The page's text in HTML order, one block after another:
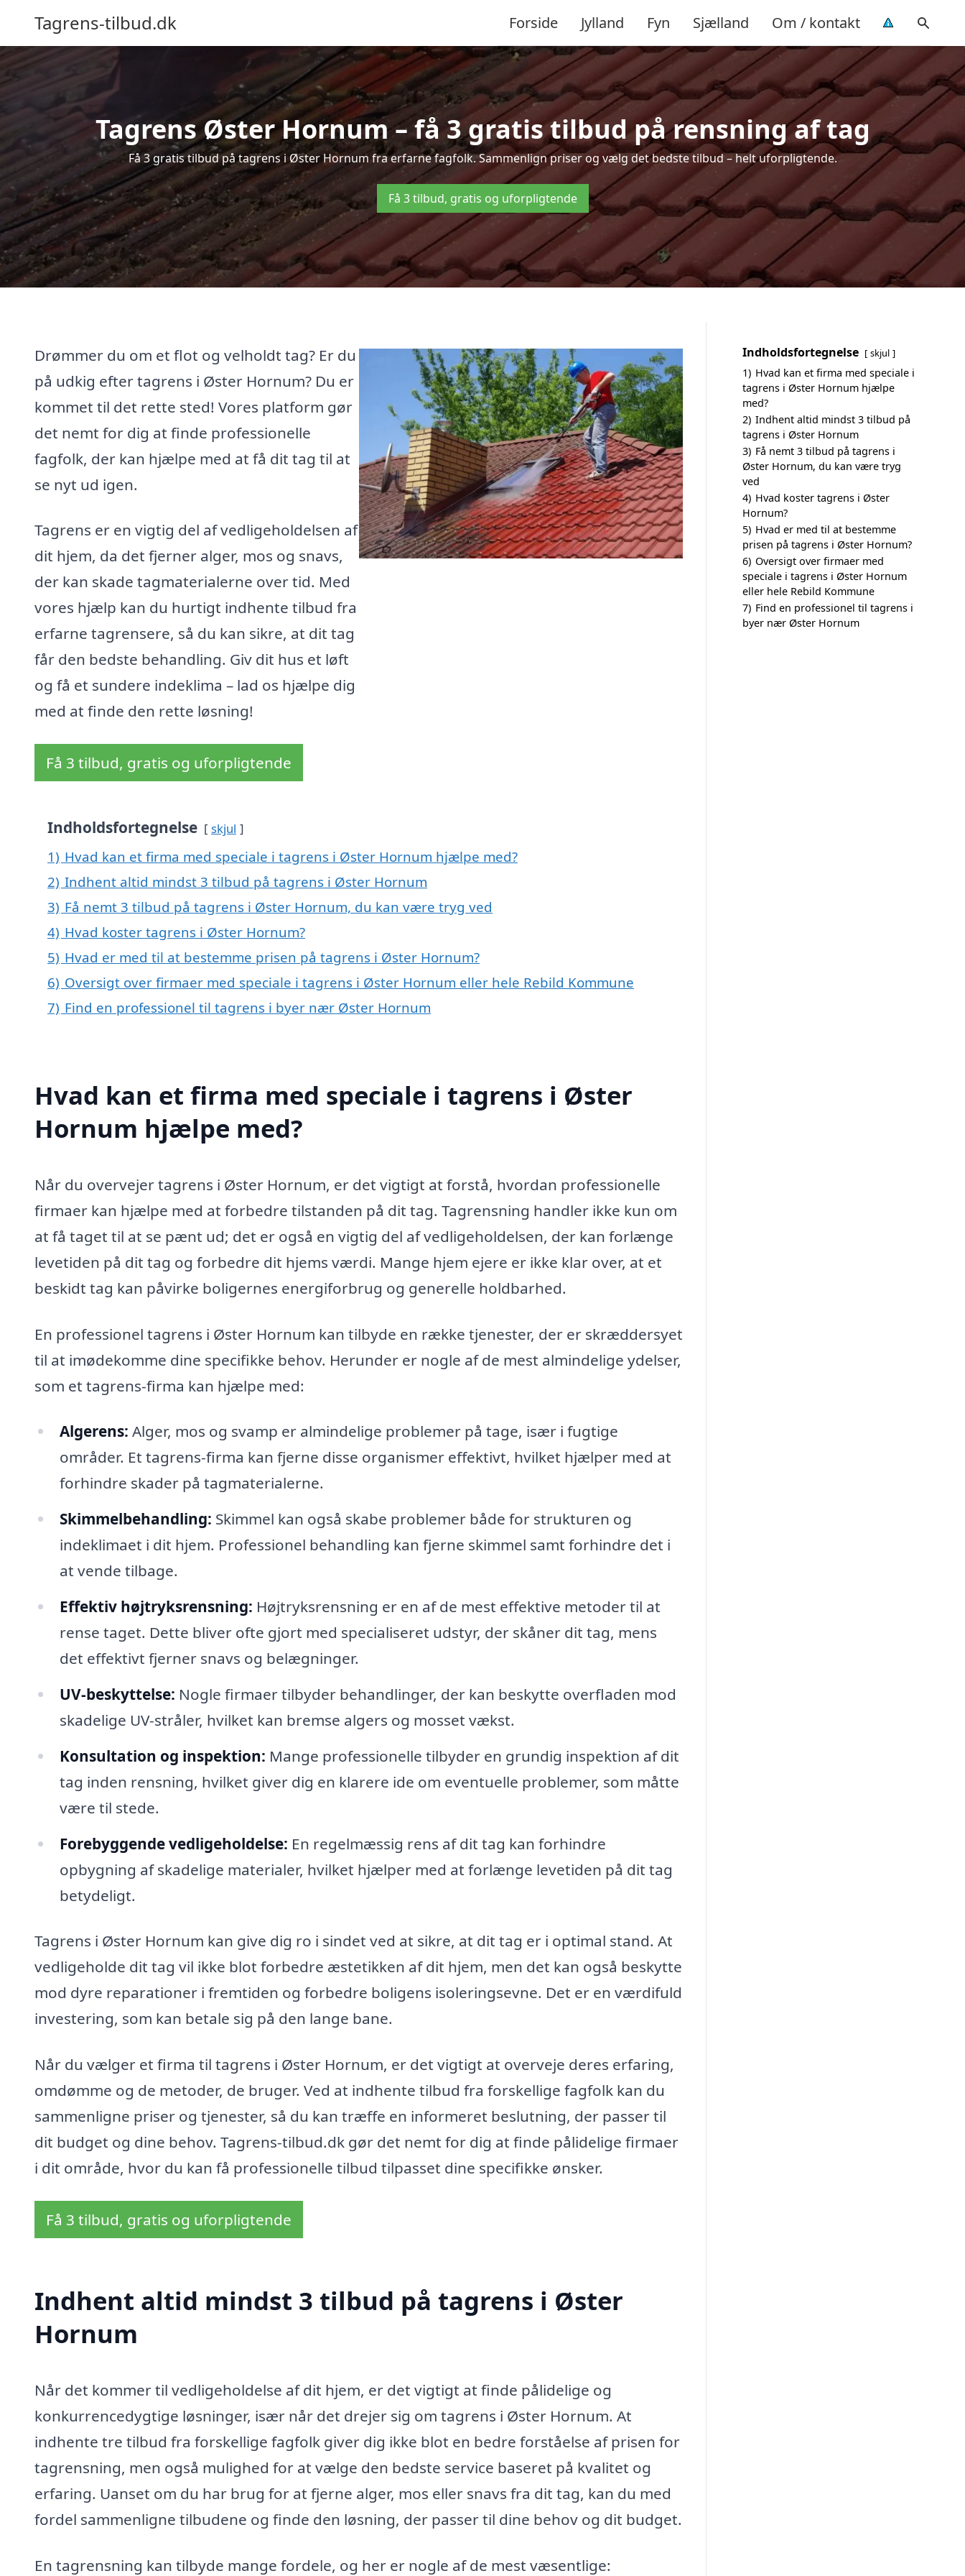
Tagrens-tilbud.dk Forside Jylland Fyn Sjælland Om / kontakt
Tagrens Øster Hornum – få 3 gratis tilbud på rensning af tag
Få 3 gratis tilbud på tagrens i Øster Hornum fra erfarne fagfolk. Sammenlign priser og vælg det bedste tilbud – helt uforpligtende.
Få 3 tilbud, gratis og uforpligtende
Drømmer du om et flot og velholdt tag? Er du
på udkig efter tagrens i Øster Hornum? Du er
kommet til det rette sted! Vores platform gør
det nemt for dig at finde professionelle
fagfolk, der kan hjælpe med at få dit tag til at
se nyt ud igen.
Tagrens er en vigtig del af vedligeholdelsen af
dit hjem, da det fjerner alger, mos og snavs,
der kan skade tagmaterialerne over tid. Med
vores hjælp kan du hurtigt indhente tilbud fra
erfarne tagrensere, så du kan sikre, at dit tag
får den bedste behandling. Giv dit hus et løft
og få et sundere indeklima – lad os hjælpe dig
med at finde den rette løsning!
Få 3 tilbud, gratis og uforpligtende
Indholdsfortegnelse skjul
1) Hvad kan et firma med speciale i tagrens i Øster Hornum hjælpe med?
2) Indhent altid mindst 3 tilbud på tagrens i Øster Hornum
3) Få nemt 3 tilbud på tagrens i Øster Hornum, du kan være tryg ved
4) Hvad koster tagrens i Øster Hornum?
5) Hvad er med til at bestemme prisen på tagrens i Øster Hornum?
6) Oversigt over firmaer med speciale i tagrens i Øster Hornum eller hele Rebild Kommune
7) Find en professionel til tagrens i byer nær Øster Hornum
Hvad kan et firma med speciale i tagrens i Øster
Hornum hjælpe med?
Når du overvejer tagrens i Øster Hornum, er det vigtigt at forstå, hvordan professionelle
firmaer kan hjælpe med at forbedre tilstanden på dit tag. Tagrensning handler ikke kun om
at få taget til at se pænt ud; det er også en vigtig del af vedligeholdelsen, der kan forlænge
levetiden på dit tag og forbedre dit hjems værdi. Mange hjem ejere er ikke klar over, at et
beskidt tag kan påvirke boligernes energiforbrug og generelle holdbarhed.
En professionel tagrens i Øster Hornum kan tilbyde en række tjenester, der er skræddersyet
til at imødekomme dine specifikke behov. Herunder er nogle af de mest almindelige ydelser,
som et tagrens-firma kan hjælpe med:
Algerens: Alger, mos og svamp er almindelige problemer på tage, især i fugtige
områder. Et tagrens-firma kan fjerne disse organismer effektivt, hvilket hjælper med at
forhindre skader på tagmaterialerne.
Skimmelbehandling: Skimmel kan også skabe problemer både for strukturen og
indeklimaet i dit hjem. Professionel behandling kan fjerne skimmel samt forhindre det i
at vende tilbage.
Effektiv højtryksrensning: Højtryksrensning er en af de mest effektive metoder til at
rense taget. Dette bliver ofte gjort med specialiseret udstyr, der skåner dit tag, mens
det effektivt fjerner snavs og belægninger.
UV-beskyttelse: Nogle firmaer tilbyder behandlinger, der kan beskytte overfladen mod
skadelige UV-stråler, hvilket kan bremse algers og mosset vækst.
Konsultation og inspektion: Mange professionelle tilbyder en grundig inspektion af dit
tag inden rensning, hvilket giver dig en klarere ide om eventuelle problemer, som måtte
være til stede.
Forebyggende vedligeholdelse: En regelmæssig rens af dit tag kan forhindre
opbygning af skadelige materialer, hvilket hjælper med at forlænge levetiden på dit tag
betydeligt.
Tagrens i Øster Hornum kan give dig ro i sindet ved at sikre, at dit tag er i optimal stand. At
vedligeholde dit tag vil ikke blot forbedre æstetikken af dit hjem, men det kan også beskytte
mod dyre reparationer i fremtiden og forbedre boligens isoleringsevne. Det er en værdifuld
investering, som kan betale sig på den lange bane.
Når du vælger et firma til tagrens i Øster Hornum, er det vigtigt at overveje deres erfaring,
omdømme og de metoder, de bruger. Ved at indhente tilbud fra forskellige fagfolk kan du
sammenligne priser og tjenester, så du kan træffe en informeret beslutning, der passer til
dit budget og dine behov. Tagrens-tilbud.dk gør det nemt for dig at finde pålidelige firmaer
i dit område, hvor du kan få professionelle tilbud tilpasset dine specifikke ønsker.
Få 3 tilbud, gratis og uforpligtende
Indhent altid mindst 3 tilbud på tagrens i Øster
Hornum
Når det kommer til vedligeholdelse af dit hjem, er det vigtigt at finde pålidelige og
konkurrencedygtige løsninger, især når det drejer sig om tagrens i Øster Hornum. At
indhente tre tilbud fra forskellige fagfolk giver dig ikke blot en bedre forståelse af prisen for
tagrensning, men også mulighed for at vælge den bedste service baseret på kvalitet og
erfaring. Uanset om du har brug for at fjerne alger, mos eller snavs fra dit tag, kan du med
fordel sammenligne tilbudene og finde den løsning, der passer til dine behov og dit budget.
En tagrensning kan tilbyde mange fordele, og her er nogle af de mest væsentlige:
Indholdsfortegnelse skjul
1) Hvad kan et firma med speciale i
tagrens i Øster Hornum hjælpe
med?
2) Indhent altid mindst 3 tilbud på
tagrens i Øster Hornum
3) Få nemt 3 tilbud på tagrens i
Øster Hornum, du kan være tryg
ved
4) Hvad koster tagrens i Øster
Hornum?
5) Hvad er med til at bestemme
prisen på tagrens i Øster Hornum?
6) Oversigt over firmaer med
speciale i tagrens i Øster Hornum
eller hele Rebild Kommune
7) Find en professionel til tagrens i
byer nær Øster Hornum